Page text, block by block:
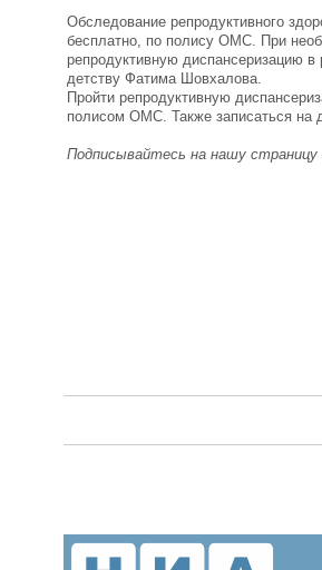
Обследование репродуктивного
бесплатно, по полису ОМС. При
репродуктивную диспансеризацию
детству Фатима Шовхалова.
Пройти репродуктивную
полисом ОМС. Также записаться на
Подписывайтесь на нашу